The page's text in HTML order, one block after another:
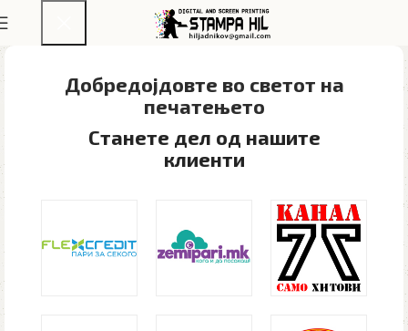
Добредојдовте во светот на
печатењето​
Станете дел од нашите
клиенти